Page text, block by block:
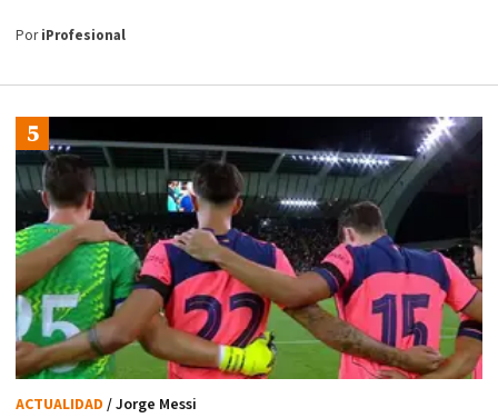
PoriProfesional
ACTUALIDAD / Jorge Messi